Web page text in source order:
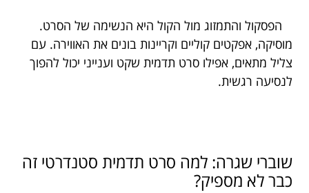
הפסקול והתמזוג מול הקול היא הנשימה של הסרט.
מוסיקה, אפקטים קוליים וקריינות בונים את האווירה. עם
צליל מתאים, אפילו סרט תדמית שקט וענייני יכול להפוך
לנסיעה רגשית.
שוברי שגרה: למה סרט תדמית סטנדרטי זה
כבר לא מספיק?